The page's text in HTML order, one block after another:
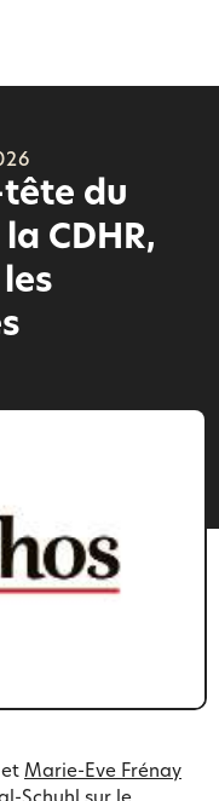
tête du
CDHR,
et Marie-Eve Frénay